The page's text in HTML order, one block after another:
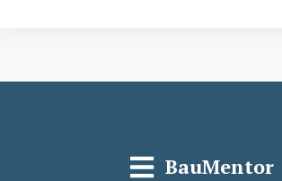
BauMentor